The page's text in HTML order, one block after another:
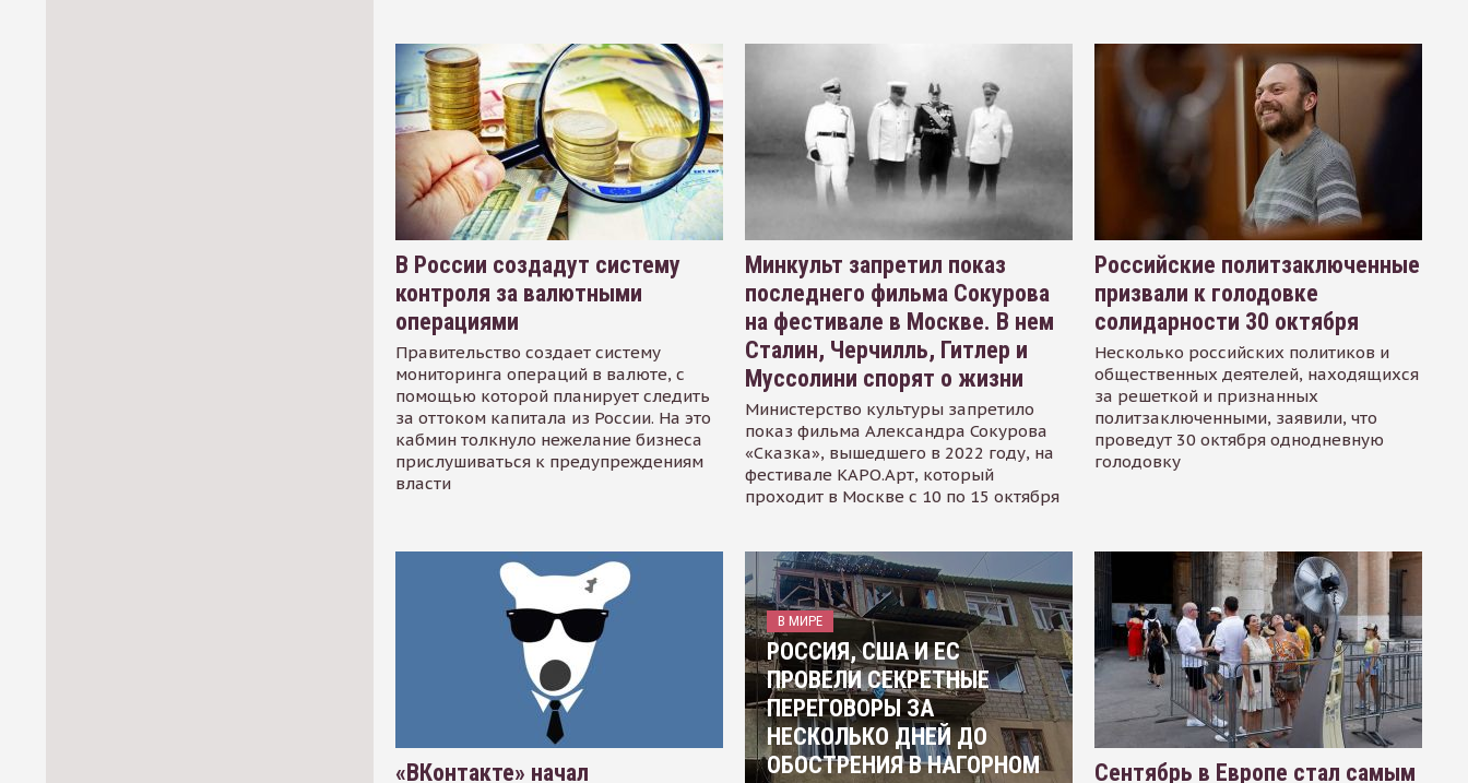
В России создадут систему
контроля за валютными
операциями
Правительство создает систему
мониторинга операций в валюте, с
помощью которой планирует следить
за оттоком капитала из России. На это
кабмин толкнуло нежелание бизнеса
прислушиваться к предупреждениям
власти
Минкульт запретил показ
последнего фильма Сокурова
на фестивале в Москве. В нем
Сталин, Черчилль, Гитлер и
Муссолини спорят о жизни
Министерство культуры запретило
показ фильма Александра Сокурова
«Сказка», вышедшего в 2022 году, на
фестивале КАРО.Арт, который
проходит в Москве с 10 по 15 октября
Российские политзаключенные
призвали к голодовке
солидарности 30 октября
Несколько российских политиков и
общественных деятелей, находящихся
за решеткой и признанных
политзаключенными, заявили, что
проведут 30 октября однодневную
голодовку
«ВКонтакте» начал
В МИРЕ
РОССИЯ, США И ЕС
ПРОВЕЛИ СЕКРЕТНЫЕ
ПЕРЕГОВОРЫ ЗА
НЕСКОЛЬКО ДНЕЙ ДО
ОБОСТРЕНИЯ В НАГОРНОМ
Сентябрь в Европе стал самым